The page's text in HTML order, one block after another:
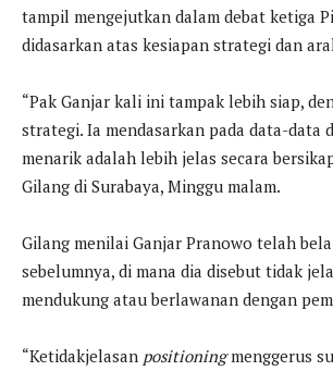
tampil mengejutkan dalam debat ketiga
didasarkan atas kesiapan strategi dan
“Pak Ganjar kali ini tampak lebih siap,
strategi. Ia mendasarkan pada data-data
menarik adalah lebih jelas secara
Gilang di Surabaya, Minggu malam.
Gilang menilai Ganjar Pranowo telah
sebelumnya, di mana dia disebut tidak
mendukung atau berlawanan dengan
“Ketidakjelasan positioningmenggerus